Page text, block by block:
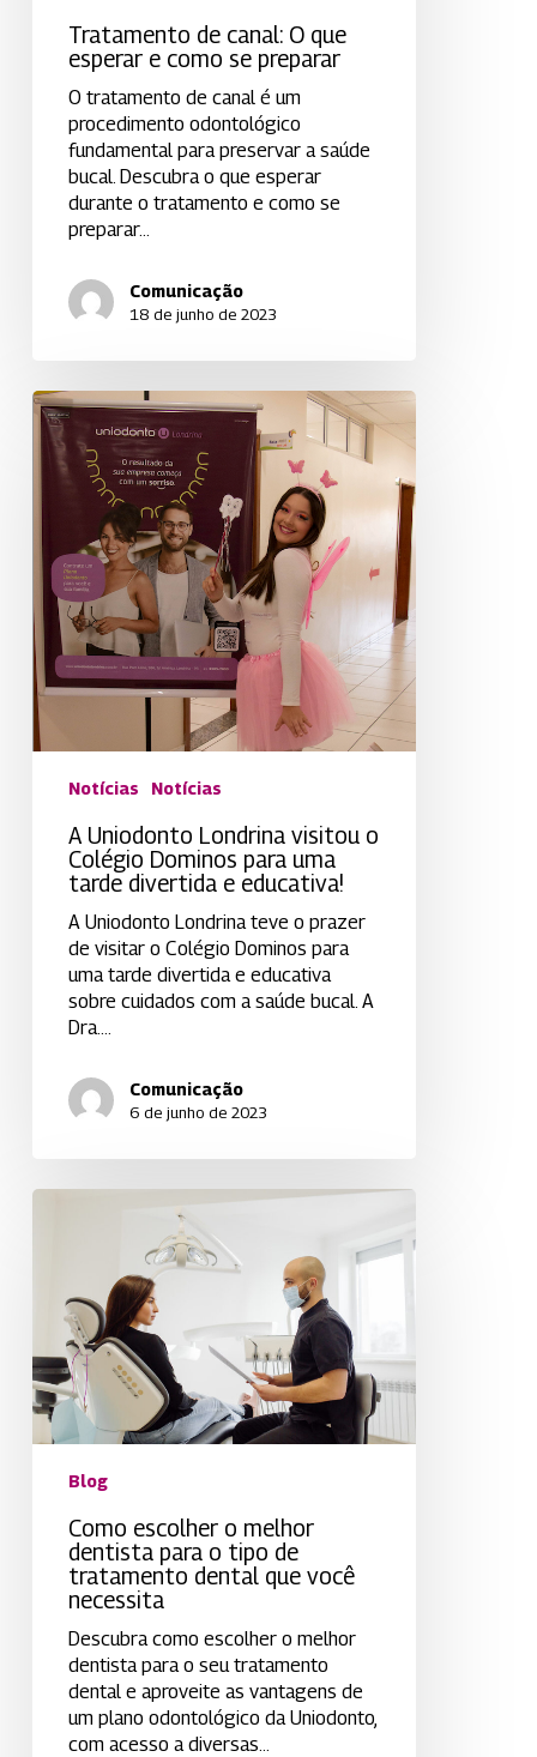
Tratamento de canal: O que
esperar e como se preparar
O tratamento de canal é um
procedimento odontológico
fundamental para preservar a saúde
bucal. Descubra o que esperar
durante o tratamento e como se
preparar…
Comunicação
18 de junho de 2023
A
Uniodonto
Londrina
visitou
Dominos
para
uma
tarde
divertida
e
educativa!
Notícias Notícias
A Uniodonto Londrina visitou o
Colégio Dominos para uma
tarde divertida e educativa!
A Uniodonto Londrina teve o prazer
de visitar o Colégio Dominos para
uma tarde divertida e educativa
sobre cuidados com a saúde bucal. A
Dra.…
Comunicação
6 de junho de 2023
Como
dentista
o
tipo
de
tratamento
você
necessita
Blog
Como escolher o melhor
dentista para o tipo de
tratamento dental que você
necessita
Descubra como escolher o melhor
dentista para o seu tratamento
dental e aproveite as vantagens de
um plano odontológico da Uniodonto,
com acesso a diversas…